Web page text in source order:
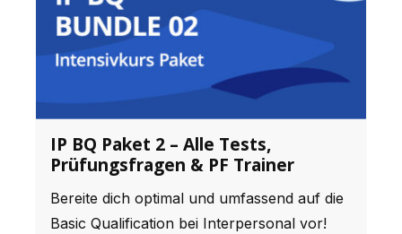
IP BQ Paket 2 – Alle Tests,
Prüfungsfragen & PF Trainer
Bereite dich optimal und umfassend auf die
Basic Qualification bei Interpersonal vor!